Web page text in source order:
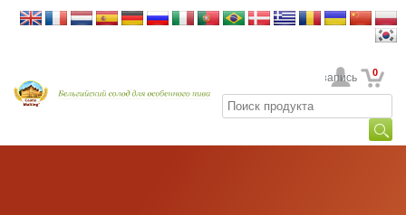
Ваша учетная запись 0